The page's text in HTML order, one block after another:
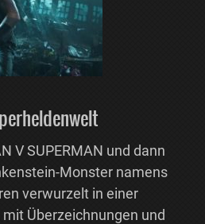
V SUPERMAN und dann
Monster namens
verwurzelt in einer
Überzeichnungen und